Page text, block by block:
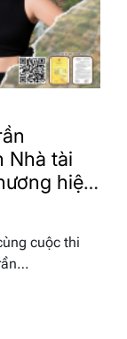
Nhà tài
hiệu
cuộc thi